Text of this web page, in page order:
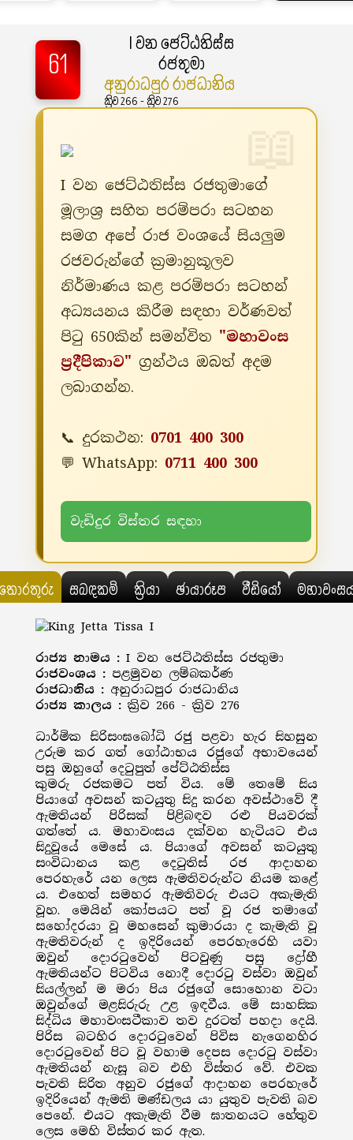
61
I වන ජෙට්ඨතිස්ස
රජතුමා
අනුරාධපුර රාජධානිය
ක්‍රිව 266 - ක්‍රිව 276
I වන ජෙට්ඨතිස්ස රජතුමාගේ
මූලාශ්‍ර සහිත පරම්පරා සටහන
සමග අපේ රාජ වංශයේ සියලුම
රජවරුන්ගේ ක්‍රමානුකූලව
නිර්මාණය කළ පරම්පරා සටහන්
අධ්‍යයනය කිරීම සඳහා වර්ණවත්
පිටු 650කින් සමන්විත "මහාවංස
ප්‍රදීපිකාව" ග්‍රන්ථය ඔබත් අදම
ලබාගන්න.
📞 දුරකථන: 0701 400 300
💬 WhatsApp: 0711 400 300
වැඩිදුර විස්තර සඳහා
සබඳකම් ක්‍රියා ඡායාරූප වීඩියෝ
රාජ්‍ය නාමය : I වන ජෙට්ඨතිස්ස රජතුමා
රාජවංශය : පළමුවන ලම්බකර්ණ
රාජධානිය : අනුරාධපුර රාජධානිය
රාජ්‍ය කාලය : ක්‍රිව 266 - ක්‍රිව 276
ධාර්මික සිරිසංඝබෝධි රජු පළවා හැර සිහසුන
උරුම කර ගත් ගෝඨාභය රජුගේ අභාවයෙන්
පසු ඔහුගේ දෙටුපුත් පේට්ඨතිස්ස
කුමරු රජකමට පත් විය. මේ තෙමේ සිය
පියාගේ අවසන් කටයුතු සිදු කරන අවස්ථාවේ දී
ඇමතියන් පිරිසක් පිළිබඳව රළු පියවරක්
ගත්තේ ය. මහාවංසය දක්වන හැටියට එය
සිදුවූයේ මෙසේ ය. පියාගේ අවසන් කටයුතු
සංවිධානය කළ දෙටුතිස් රජ ආදාහන
පෙරහැරේ යන ලෙස ඇමතිවරුන්ට නියම කළේ
ය. එහෙත් සමහර ඇමතිවරු එයට අකැමැති
වූහ. මෙයින් කෝපයට පත් වූ රජ තමාගේ
සහෝදරයා වූ මහසෙන් කුමාරයා ද කැමැති වූ
ඇමතිවරුන් ද ඉදිරියෙන් පෙරහැරෙහි යවා
ඔවුන් දොරටුවෙන් පිටවුණු පසු ද්‍රෝහී
ඇමතියන්ට පිටවිය නොදී දොරටු වස්වා ඔවුන්
සියල්ලන් ම මරා පිය රජුගේ සොහොන වටා
ඔවුන්ගේ මළසිරුරු උළ ඉඳවීය. මේ සාහසික
සිද්ධිය මහාවංසටීකාව තව දුරටත් පහදා දෙයි.
පිරිස බටහිර දොරටුවෙන් පිවිස නැගෙනහිර
දොරටුවෙන් පිට වූ වහාම දෙපස දොරටු වස්වා
ඇමතියන් නැසූ බව එහි විස්තර වේ. එවක
පැවති සිරිත අනුව රජුගේ ආදාහන පෙරහැරේ
ඉදිරියෙන් ඇමති මණ්ඩලය යා යුතුව පැවති බව
පෙනේ. එයට අකැමැති වීම ඝාතනයට හේතුව
ලෙස මෙහි විස්තර කර ඇත.